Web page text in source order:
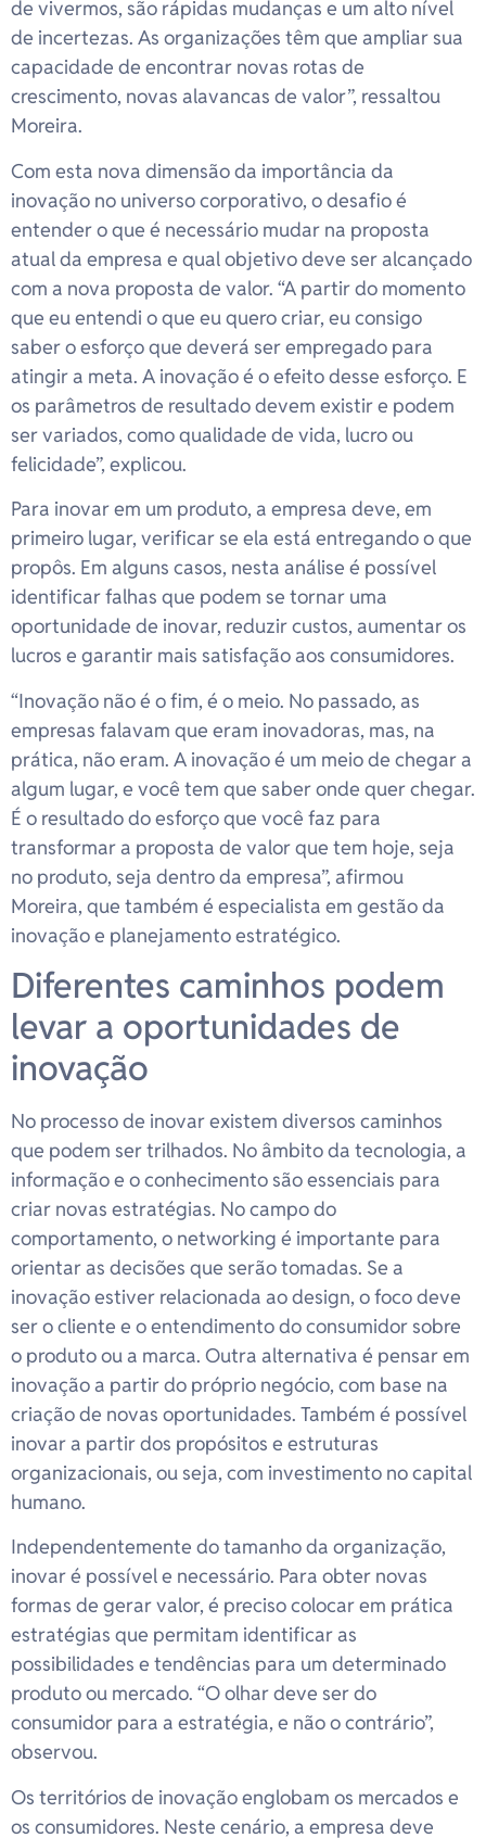
de vivermos, são rápidas mudanças e um alto nível
de incertezas. As organizações têm que ampliar sua
capacidade de encontrar novas rotas de
crescimento, novas alavancas de valor”, ressaltou
Moreira.
Com esta nova dimensão da importância da
inovação no universo corporativo, o desafio é
entender o que é necessário mudar na proposta
atual da empresa e qual objetivo deve ser alcançado
com a nova proposta de valor. “A partir do momento
que eu entendi o que eu quero criar, eu consigo
saber o esforço que deverá ser empregado para
atingir a meta. A inovação é o efeito desse esforço. E
os parâmetros de resultado devem existir e podem
ser variados, como qualidade de vida, lucro ou
felicidade”, explicou.
Para inovar em um produto, a empresa deve, em
primeiro lugar, verificar se ela está entregando o que
propôs. Em alguns casos, nesta análise é possível
identificar falhas que podem se tornar uma
oportunidade de inovar, reduzir custos, aumentar os
lucros e garantir mais satisfação aos consumidores.
“Inovação não é o fim, é o meio. No passado, as
empresas falavam que eram inovadoras, mas, na
prática, não eram. A inovação é um meio de chegar a
algum lugar, e você tem que saber onde quer chegar.
É o resultado do esforço que você faz para
transformar a proposta de valor que tem hoje, seja
no produto, seja dentro da empresa”, afirmou
Moreira, que também é especialista em gestão da
inovação e planejamento estratégico.
Diferentes caminhos podem
levar a oportunidades de
inovação
No processo de inovar existem diversos caminhos
que podem ser trilhados. No âmbito da tecnologia, a
informação e o conhecimento são essenciais para
criar novas estratégias. No campo do
comportamento, o networking é importante para
orientar as decisões que serão tomadas. Se a
inovação estiver relacionada ao design, o foco deve
ser o cliente e o entendimento do consumidor sobre
o produto ou a marca. Outra alternativa é pensar em
inovação a partir do próprio negócio, com base na
criação de novas oportunidades. Também é possível
inovar a partir dos propósitos e estruturas
organizacionais, ou seja, com investimento no capital
humano.
Independentemente do tamanho da organização,
inovar é possível e necessário. Para obter novas
formas de gerar valor, é preciso colocar em prática
estratégias que permitam identificar as
possibilidades e tendências para um determinado
produto ou mercado. “O olhar deve ser do
consumidor para a estratégia, e não o contrário”,
observou.
Os territórios de inovação englobam os mercados e
os consumidores. Neste cenário, a empresa deve